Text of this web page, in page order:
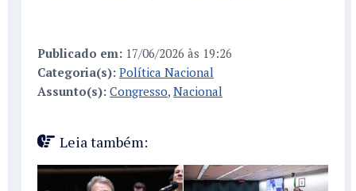
Publicado em: 17/06/2026 às 19:26
Categoria(s): Política Nacional
Assunto(s): Congresso, Nacional
Leia também: